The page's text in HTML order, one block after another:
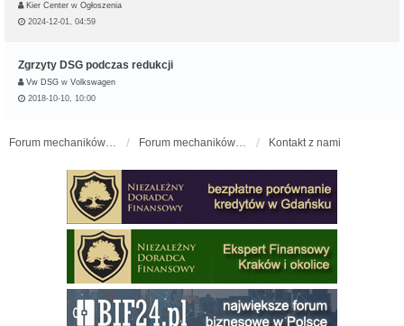
Kier Center w Ogłoszenia
2024-12-01, 04:59
Zgrzyty DSG podczas redukcji
Vw DSG w Volkswagen
2018-10-10, 10:00
Forum mechaników samochodowych - forum-mechaniczne.pl Forum mechaników samochodowych Kontakt z nami